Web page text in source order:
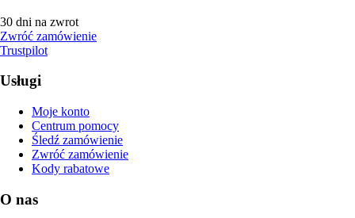
30 dni na zwrot
Zwróć zamówienie
Trustpilot
Usługi
Moje konto
Centrum pomocy
Śledź zamówienie
Zwróć zamówienie
Kody rabatowe
O nas